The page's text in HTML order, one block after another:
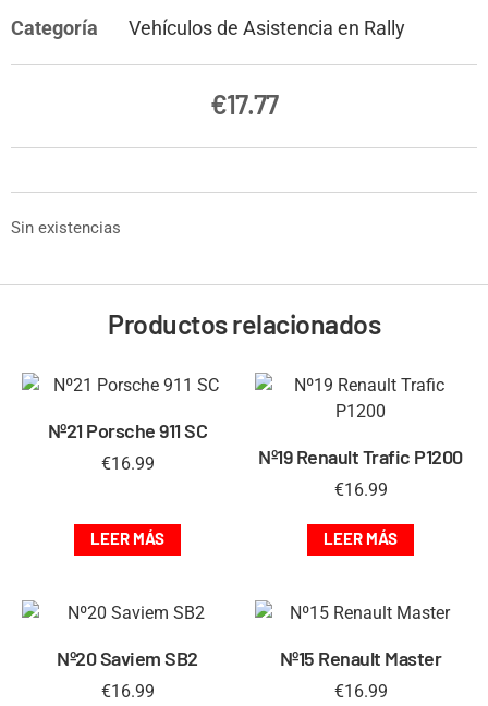
Categoría Vehículos de Asistencia en Rally
€17.77
Sin existencias
Productos relacionados
Nº21 Porsche 911 SC
€16.99
LEER MÁS
Nº19 Renault Trafic P1200
€16.99
LEER MÁS
Nº20 Saviem SB2
€16.99
Nº15 Renault Master
€16.99